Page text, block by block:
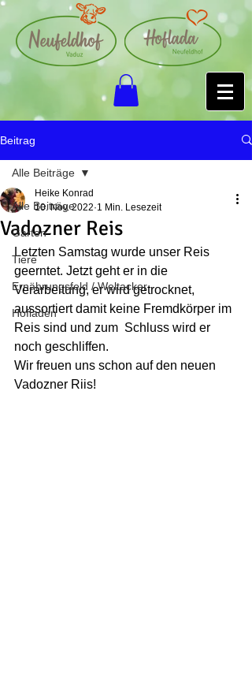
Beitrag
Alle Beiträge
Garten
Tiere
Ernährungsfeld / Weltacker
Hofladen
Alle Beiträge
Vadozner Reis
Heike Konrad
10. Nov. 2022 1 Min. Lesezeit
Letzten Samstag wurde unser Reis
geerntet. Jetzt geht er in die
Verarbeitung, er wird getrocknet,
aussortiert damit keine Fremdkörper im
Reis sind und zum  Schluss wird er
noch geschliffen.
Wir freuen uns schon auf den neuen
Vadozner Riis!